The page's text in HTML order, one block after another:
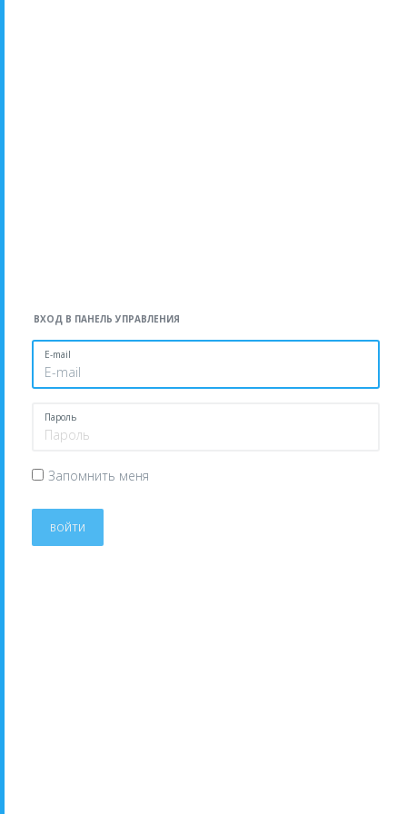
ВХОД В ПАНЕЛЬ УПРАВЛЕНИЯ
E-mail
Пароль
Запомнить меня
ВОЙТИ